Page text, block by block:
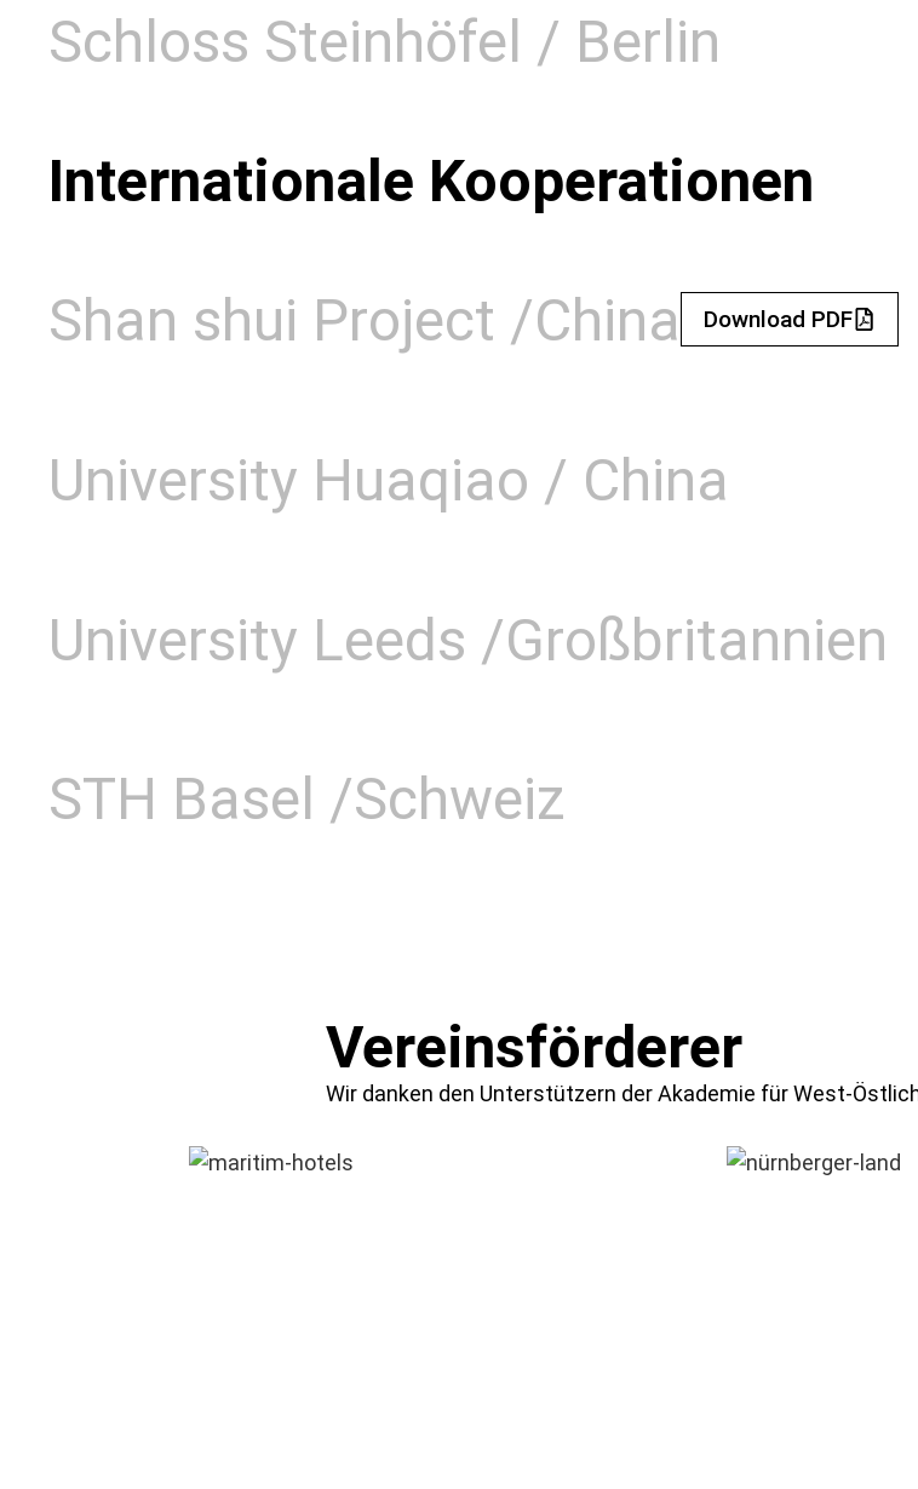
Schloss Steinhöfel / Berlin
Internationale Kooperationen
Shan shui Project /China Download PDF
University Huaqiao / China
University Leeds /Großbritannien
STH Basel /Schweiz
Vereinsförderer
Wir danken den Unterstützern der Akademie für West-